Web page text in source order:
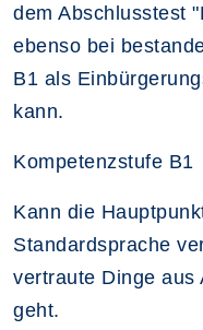
dem Abschlusstest
ebenso bei
B1 als
kann.
Kompetenzstufe B1
Kann die
Standardsprache
vertraute Dinge aus
geht.